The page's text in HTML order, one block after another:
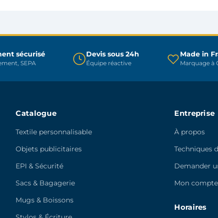
sur
la
choisies
du
sécurisé
SEPA
Devis sous 24h
Équipe réactive
Made in
Marquage à
Catalogue
Textile personnalisable
Objets publicitaires
EPI & Sécurité
Sacs & Bagagerie
Mugs & Boissons
Entreprise
À propos
Techniques
Demander
Mon compte
Horaires